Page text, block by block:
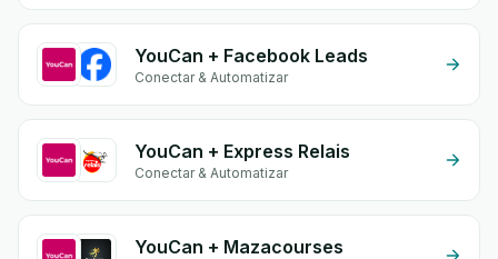
YouCan + Facebook Leads
Conectar & Automatizar
YouCan + Express Relais
Conectar & Automatizar
YouCan + Mazacourses